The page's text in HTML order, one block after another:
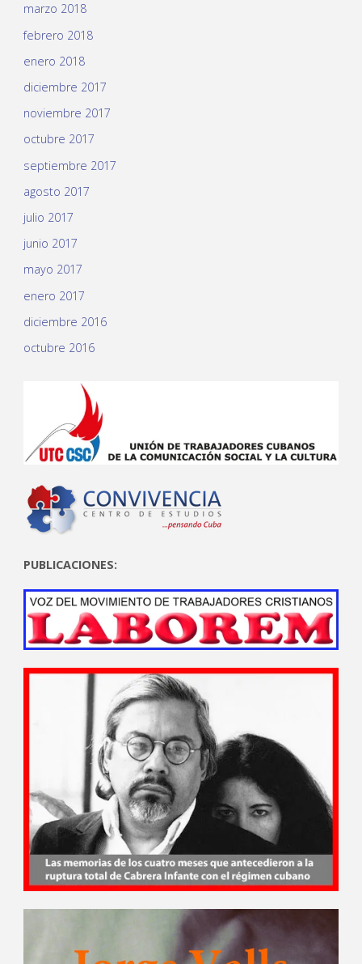
marzo 2018
febrero 2018
enero 2018
diciembre 2017
noviembre 2017
octubre 2017
septiembre 2017
agosto 2017
julio 2017
junio 2017
mayo 2017
enero 2017
diciembre 2016
octubre 2016
PUBLICACIONES: